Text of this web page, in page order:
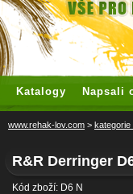
Katalogy Napsali
www.rehak-lov.com > kategorie
R&R Derringer
Kód zboží: D6 N